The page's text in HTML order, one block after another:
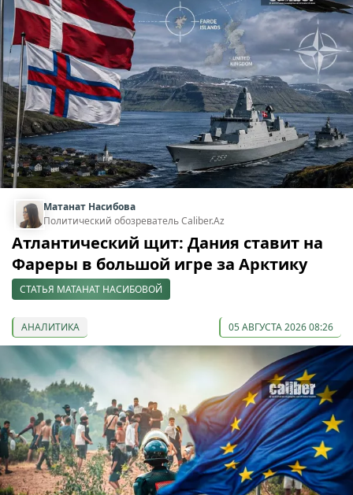
Матанат Насибова
Политический обозреватель Caliber.Az
Атлантический щит: Дания ставит на
Фареры в большой игре за Арктику
СТАТЬЯ МАТАНАТ НАСИБОВОЙ
АНАЛИТИКА 05 АВГУСТА 2026 08:26